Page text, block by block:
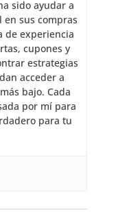
sido ayudar a
sus compras
de experiencia
cupones y
estrategias
acceder a
bajo. Cada
por mí para
para tu